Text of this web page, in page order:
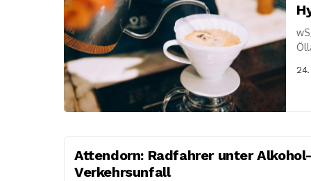
24.
Attendorn: Radfahrer unter
Verkehrsunfall